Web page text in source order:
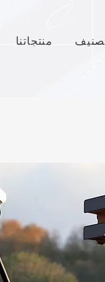
منتجاتنا